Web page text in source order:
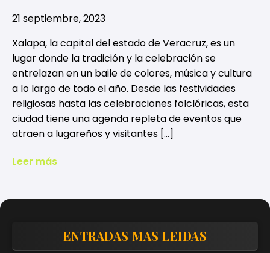
21 septiembre, 2023
Xalapa, la capital del estado de Veracruz, es un
lugar donde la tradición y la celebración se
entrelazan en un baile de colores, música y cultura
a lo largo de todo el año. Desde las festividades
religiosas hasta las celebraciones folclóricas, esta
ciudad tiene una agenda repleta de eventos que
atraen a lugareños y visitantes […]
Leer más
ENTRADAS MAS LEIDAS